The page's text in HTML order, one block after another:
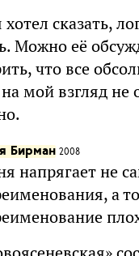
сказать,
Можно её
что все
мой взгляд не
Бирман 2008
напрягает не
а